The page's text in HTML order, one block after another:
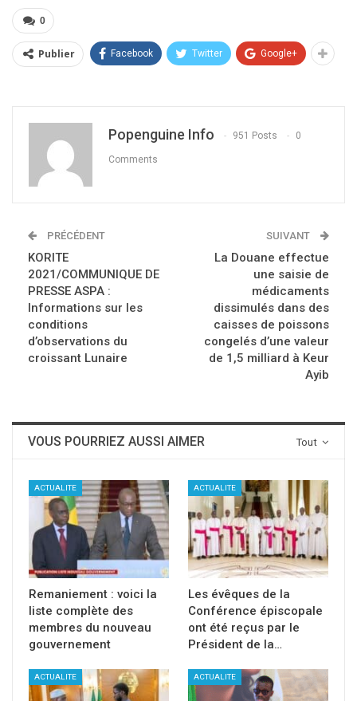
0
Publier Facebook Twitter Google+
Popenguine Info 951 Posts 0
Comments
PRÉCÉDENT
KORITE
2021/COMMUNIQUE DE
PRESSE ASPA :
Informations sur les
conditions
d’observations du
croissant Lunaire
SUIVANT
La Douane effectue
une saisie de
médicaments
dissimulés dans des
caisses de poissons
congelés d’une valeur
de 1,5 milliard à Keur
Ayib
Tout
VOUS POURRIEZ AUSSI AIMER
ACTUALITE
Remaniement : voici la
liste complète des
membres du nouveau
gouvernement
ACTUALITE
Les évêques de la
Conférence épiscopale
ont été reçus par le
Président de la…
ACTUALITE ACTUALITE